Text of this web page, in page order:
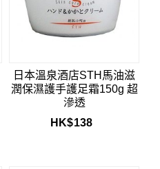
日本溫泉酒店STH馬油滋
潤保濕護手護足霜150g 超
滲透
HK$138